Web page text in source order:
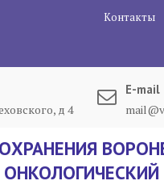
Контакты
д 4
E-mail